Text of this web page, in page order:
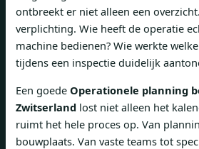
ontbreekt er niet alleen een
verplichting. Wie heeft de operatie
machine bedienen? Wie werkte
tijdens een inspectie duidelijk
Een goede Operationele planning
Zwitserland lost niet alleen het
ruimt het hele proces op. Van
bouwplaats. Van vaste teams tot